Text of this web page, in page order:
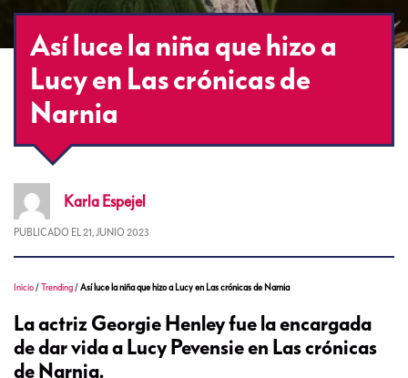
Así luce la niña que hizo a
Lucy en Las crónicas de
Narnia
Karla Espejel
PUBLICADO EL 21, JUNIO 2023
Inicio /Trending /Así luce la niña que hizo a Lucy en Las crónicas de Narnia
La actriz Georgie Henley fue la encargada
de dar vida a Lucy Pevensie en Las crónicas
de Narnia.